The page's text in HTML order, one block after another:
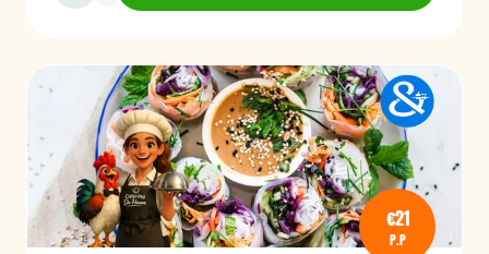
€21
P.P